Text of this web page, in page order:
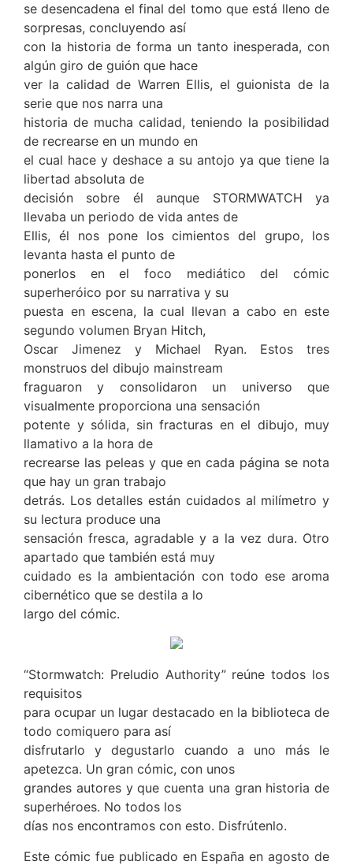
se desencadena el final del tomo que está lleno de
sorpresas, concluyendo así
con la historia de forma un tanto inesperada, con
algún giro de guión que hace
ver la calidad de Warren Ellis, el guionista de la
serie que nos narra una
historia de mucha calidad, teniendo la posibilidad
de recrearse en un mundo en
el cual hace y deshace a su antojo ya que tiene la
libertad absoluta de
decisión sobre él aunque STORMWATCH ya
llevaba un periodo de vida antes de
Ellis, él nos pone los cimientos del grupo, los
levanta hasta el punto de
ponerlos en el foco mediático del cómic
superheróico por su narrativa y su
puesta en escena, la cual llevan a cabo en este
segundo volumen Bryan Hitch,
Oscar Jimenez y Michael Ryan. Estos tres
monstruos del dibujo mainstream
fraguaron y consolidaron un universo que
visualmente proporciona una sensación
potente y sólida, sin fracturas en el dibujo, muy
llamativo a la hora de
recrearse las peleas y que en cada página se nota
que hay un gran trabajo
detrás. Los detalles están cuidados al milímetro y
su lectura produce una
sensación fresca, agradable y a la vez dura. Otro
apartado que también está muy
cuidado es la ambientación con todo ese aroma
cibernético que se destila a lo
largo del cómic.
“Stormwatch: Preludio Authority” reúne todos los
requisitos
para ocupar un lugar destacado en la biblioteca de
todo comiquero para así
disfrutarlo y degustarlo cuando a uno más le
apetezca. Un gran cómic, con unos
grandes autores y que cuenta una gran historia de
superhéroes. No todos los
días nos encontramos con esto. Disfrútenlo.
Este cómic fue publicado en España en agosto de